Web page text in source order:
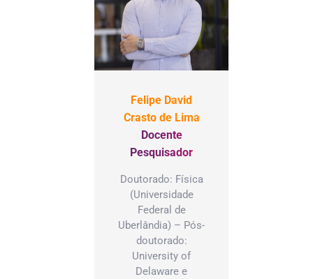
Felipe David
Crasto de Lima
Docente
Pesquisador
Doutorado: Física
(Universidade
Federal de
Uberlândia) – Pós-
doutorado:
University of
Delaware e